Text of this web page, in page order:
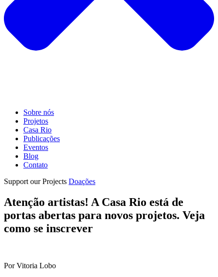
Sobre nós
Projetos
Casa Rio
Publicações
Eventos
Blog
Contato
Support our Projects Doações
Atenção artistas! A Casa Rio está de
portas abertas para novos projetos. Veja
como se inscrever
Por Vitoria Lobo